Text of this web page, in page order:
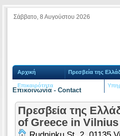
Σάββατο, 8 Αυγούστου 2026
Αρχική Πρεσβεία της
Επικαιρότητα
Επικοινωνία - Contact
Πρεσβεία της
of Greece in Vilnius